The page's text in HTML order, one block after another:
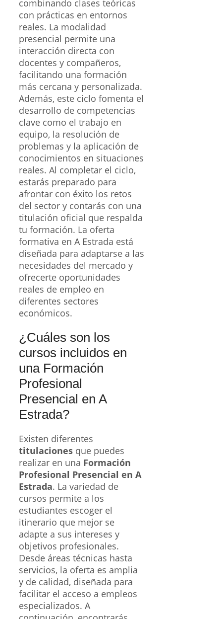
combinando clases teóricas
con prácticas en entornos
reales. La modalidad
presencial permite una
interacción directa con
docentes y compañeros,
facilitando una formación
más cercana y personalizada.
Además, este ciclo fomenta el
desarrollo de competencias
clave como el trabajo en
equipo, la resolución de
problemas y la aplicación de
conocimientos en situaciones
reales. Al completar el ciclo,
estarás preparado para
afrontar con éxito los retos
del sector y contarás con una
titulación oficial que respalda
tu formación. La oferta
formativa en A Estrada está
diseñada para adaptarse a las
necesidades del mercado y
ofrecerte oportunidades
reales de empleo en
diferentes sectores
económicos.
¿Cuáles son los
cursos incluidos en
una Formación
Profesional
Presencial en A
Estrada?
Existen diferentes
titulaciones que puedes
realizar en una Formación
Profesional Presencial en A
Estrada. La variedad de
cursos permite a los
estudiantes escoger el
itinerario que mejor se
adapte a sus intereses y
objetivos profesionales.
Desde áreas técnicas hasta
servicios, la oferta es amplia
y de calidad, diseñada para
facilitar el acceso a empleos
especializados. A